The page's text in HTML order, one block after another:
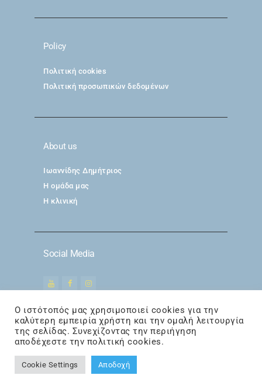
Policy
Πολιτική cookies
Πολιτική προσωπικών δεδομένων
About us
Ιωαννίδης Δημήτριος
Η ομάδα μας
Η κλινική
Social Media
DermAestheticsHair© 2026. All
Rights Reserved | Optimized by
Suge
Ο ιστότοπός μας χρησιμοποιεί cookies για την
καλύτερη εμπειρία χρήστη και την ομαλή λειτουργία
της σελίδας. Συνεχίζοντας την περιήγηση
αποδέχεστε την πολιτική cookies.
Cookie Settings Αποδοχή